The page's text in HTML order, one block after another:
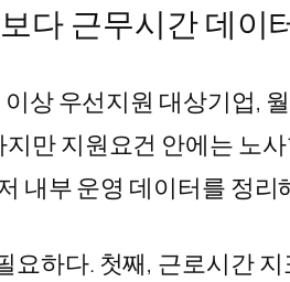
다 근무시간 데
상 우선지원 대상기업,
만 지원요건 안에는 노
내부 운영 데이터를 정
요하다. 첫째, 근로시간